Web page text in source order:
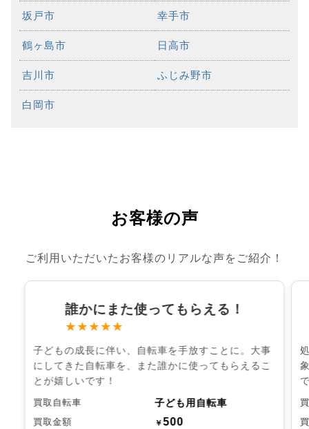
坂戸市 幸手市
鶴ヶ島市 日高市
吉川市 ふじみ野市
白岡市
お客様の声
ご利用いただいたお客様のリアルな声をご紹介！
誰かにまた使ってもらえる！
★★★★★
子どもの成長に伴い、自転車を手放すことに。大事
にしてきた自転車を、また誰かに使ってもらえるこ
とが嬉しいです！
買取自転車 子ども用自転車
買取金額 ￥500